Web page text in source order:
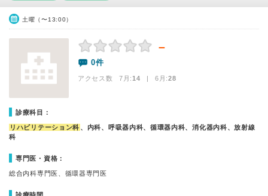
土曜（〜13:00）
－
0件
アクセス数 7月:14 | 6月:28
診療科目：
リハビリテーション科 、内科、呼吸器内科、循環器内科、消化器内科、放射線
科
専門医・資格：
総合内科専門医、循環器専門医